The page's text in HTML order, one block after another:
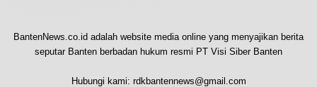
BantenNews.co.id adalah website media online yang menyajikan berita
seputar Banten berbadan hukum resmi PT Visi Siber Banten
Hubungi kami: rdkbantennews@gmail.com